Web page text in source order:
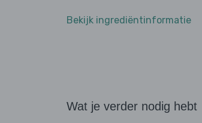
Bekijk ingrediëntinformatie
Wat je verder nodig hebt